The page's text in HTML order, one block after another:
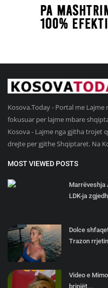
Kosova.Today - Portal me
fokusuar per lajme mbare
Kosova - Lajme nga gjitha trojet
drejte per gjithe Shqiptaret. Na
MOST VIEWED POSTS
Marrëveshja
LDK-ja
Dolce
Trazon
Video e
brinjët...